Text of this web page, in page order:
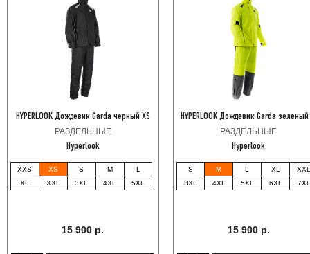
HYPERLOOK Дождевик Garda черный XS
РАЗДЕЛЬНЫЕ
Hyperlook
XXS XS S M
L
XL
XXL 3XL 4XL 5XL
15 900 р.
HYPERLOOK Дождевик Garda зеленый
РАЗДЕЛЬНЫЕ
Hyperlook
S M L XL
XXL
3XL
4XL 5XL 6XL 7XL
15 900 р.